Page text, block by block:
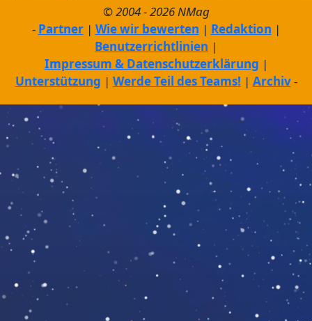
© 2004 - 2026 NMag
Partner
Wie wir bewerten
Redaktion
Benutzerrichtlinien
Impressum & Datenschutzerklärung
Unterstützung
Werde Teil des Teams! Archiv